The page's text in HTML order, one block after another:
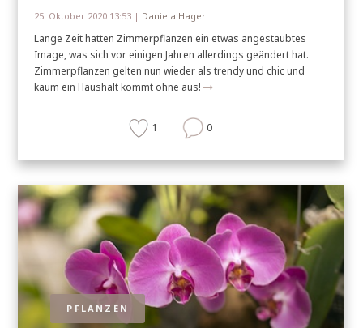
25. Oktober 2020 13:53 | Daniela Hager
Lange Zeit hatten Zimmerpflanzen ein etwas angestaubtes
Image, was sich vor einigen Jahren allerdings geändert hat.
Zimmerpflanzen gelten nun wieder als trendy und chic und
kaum ein Haushalt kommt ohne aus!
1 0
PFLANZEN